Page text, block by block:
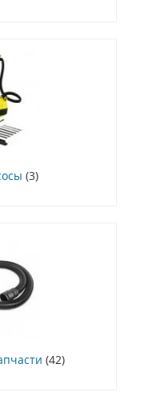
(3)
(42)